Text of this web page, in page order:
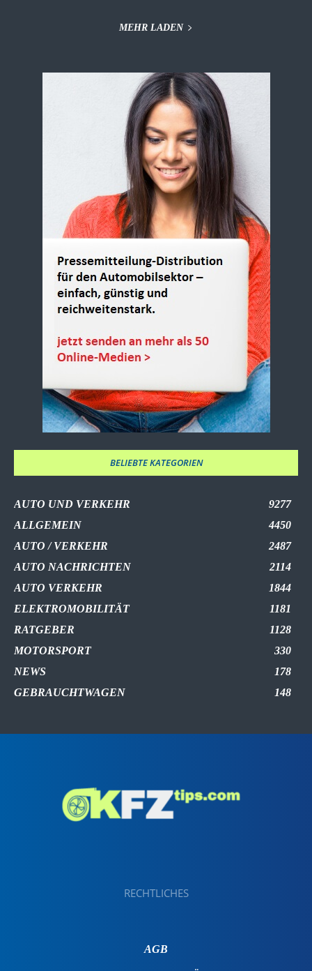
MEHR LADEN
BELIEBTE KATEGORIEN
AUTO UND VERKEHR
9277
ALLGEMEIN
4450
AUTO / VERKEHR
2487
AUTO NACHRICHTEN
2114
AUTO VERKEHR
1844
ELEKTROMOBILITÄT
1181
RATGEBER
1128
MOTORSPORT
330
NEWS
178
GEBRAUCHTWAGEN
148
RECHTLICHES
AGB